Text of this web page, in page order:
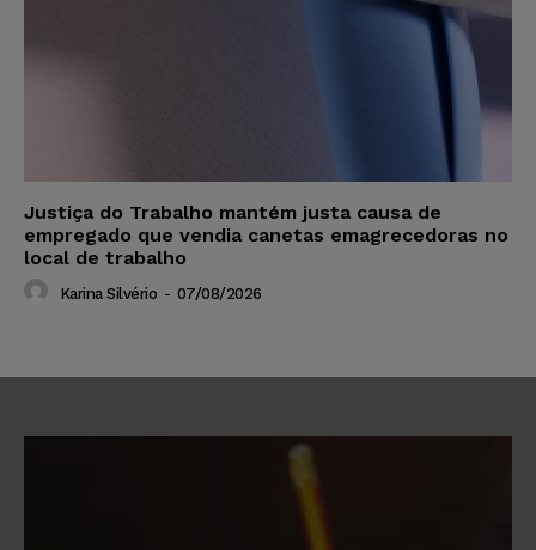
Justiça do Trabalho mantém justa causa de
empregado que vendia canetas emagrecedoras no
local de trabalho
Karina Silvério - 07/08/2026